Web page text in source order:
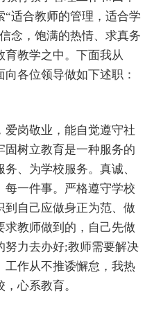
适合教师的管理，适合学
念，饱满的热情、求真务
育教学之中。下面我从
各位领导做如下述职：
爱岗敬业，能自觉遵守社
固树立教育是一种服务的
、为学校服务。真诚、
每一件事。严格遵守学校
到自己应做身正为范、做
求教师做到的，自己先做
努力去办好;教师需要解决
工作从不推诿懈怠，我热
心系教育。